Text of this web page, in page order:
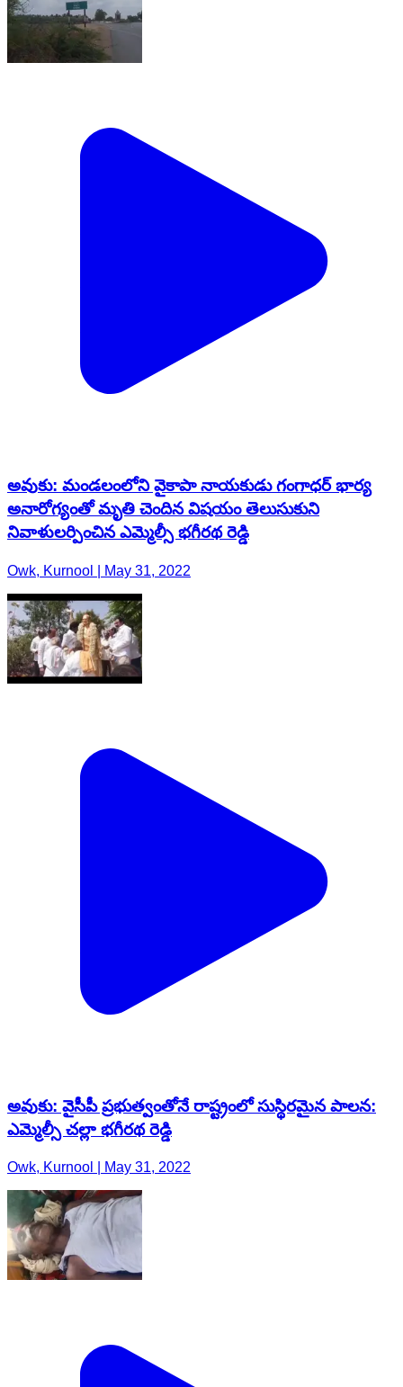
అవుకు: మండలంలోని వైకాపా నాయకుడు గంగాధర్ భార్య
అనారోగ్యంతో మృతి చెందిన విషయం తెలుసుకుని
నివాళులర్పించిన ఎమ్మెల్సీ భగీరథ రెడ్డి
Owk, Kurnool | May 31, 2022
అవుకు: వైసీపీ ప్రభుత్వంతోనే రాష్ట్రంలో సుస్థిరమైన పాలన:
ఎమ్మెల్సీ చల్లా భగీరథ రెడ్డి
Owk, Kurnool | May 31, 2022